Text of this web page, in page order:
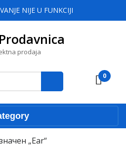
NIJE U FUNKCIJI
prodaja
Cart
0
„Ear“